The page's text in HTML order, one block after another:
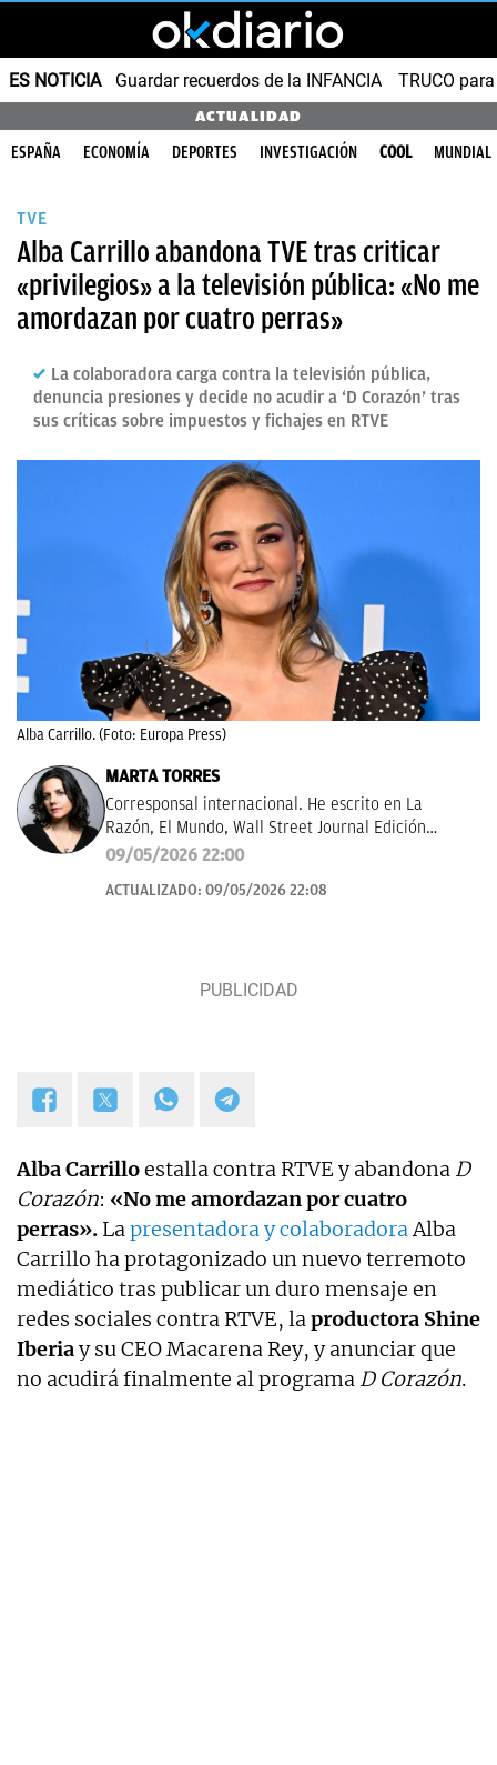
ES NOTICIA Guardar recuerdos de la INFANCIA TRUCO
ACTUALIDAD
ESPAÑA ECONOMÍA DEPORTES INVESTIGACIÓN COOL MUNDIAL
TVE
Alba Carrillo abandona TVE tras criticar
«privilegios» a la televisión pública: «No me
amordazan por cuatro perras»
La colaboradora carga contra la televisión pública,
denuncia presiones y decide no acudir a ‘D Corazón’ tras
sus críticas sobre impuestos y fichajes en RTVE
Alba Carrillo. (Foto: Europa Press)
MARTA TORRES
Corresponsal internacional. He escrito en La
Razón, El Mundo, Wall Street Journal Edición
Américas.
09/05/2026 22:00
ACTUALIZADO: 09/05/2026 22:08
Alba Carrilloestalla contra RTVE y abandona D
Corazón: «No me amordazan por cuatro
perras». Lapresentadora y colaboradoraAlba
Carrillo ha protagonizado un nuevo terremoto
mediático tras publicar un duro mensaje en
redes sociales contra RTVE, laproductora Shine
Iberiay su CEO Macarena Rey, y anunciar que
no acudirá finalmente al programa D Corazón.